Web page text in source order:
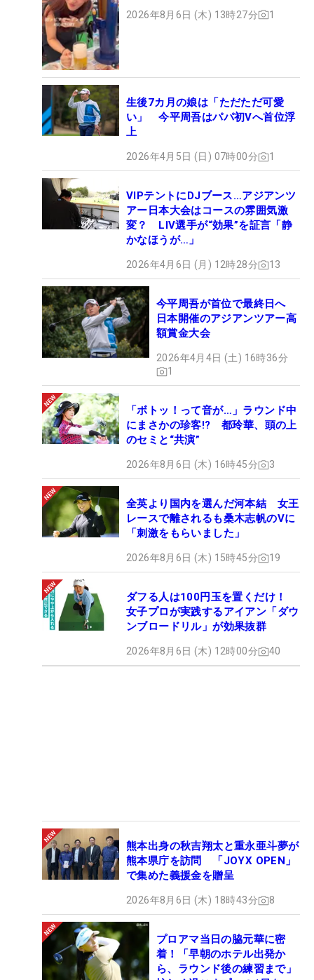
2026年8月6日 (木) 13時27分 1
生後7カ月の娘は「ただただ可愛
い」 今平周吾はパパ初Vへ首位浮
上
2026年4月5日 (日) 07時00分 1
VIPテントにDJブース…アジアンツ
アー日本大会はコースの雰囲気激
変？ LIV選手が“効果”を証言「静
かなほうが…」
2026年4月6日 (月) 12時28分 13
今平周吾が首位で最終日へ
日本開催のアジアンツアー高
額賞金大会
2026年4月4日 (土) 16時36分
1
「ボトッ！って音が…」ラウンド中
にまさかの珍客!? 都玲華、頭の上
のセミと“共演”
2026年8月6日 (木) 16時45分 3
全英より国内を選んだ河本結 女王
レースで離されるも桑木志帆のVに
「刺激をもらいました」
2026年8月6日 (木) 15時45分 19
ダフる人は100円玉を置くだけ！
女子プロが実践するアイアン「ダウ
ンブロードリル」が効果抜群
2026年8月6日 (木) 12時00分 40
熊本出身の秋吉翔太と重永亜斗夢が
熊本県庁を訪問 「JOYX OPEN」
で集めた義援金を贈呈
2026年8月6日 (木) 18時43分 8
プロアマ当日の脇元華に密
着！「早朝のホテル出発か
ら、ラウンド後の練習まで」